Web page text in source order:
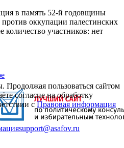
в память 52-й годовщины
оккупации палестинских
участников: нет
Продолжая пользоваться сайтом
согласие на обработку
сПравовая информация
support@asafov.ru